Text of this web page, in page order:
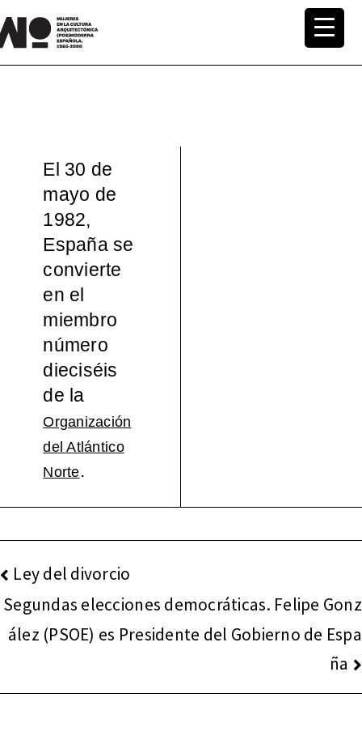
al
MuWo –
El 30 de
mayo de
1982,
España se
convierte
en el
miembro
número
dieciséis
de la
Organización
del Atlántico
Norte.
NAVEGACIÓN
DE
ENTRADAS
Ley del divorcio
Segundas elecciones democráticas. Felipe Gonz
ález (PSOE) es Presidente del Gobierno de Espa
ña